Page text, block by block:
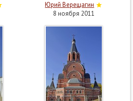
Юрий Верещагин
8 ноября 2011